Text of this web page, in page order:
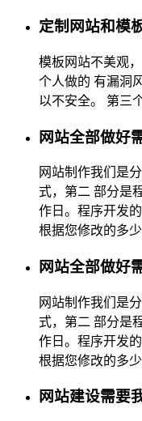
定制网站和模
模板网站不美观
个人做的 有漏洞
以不安全。 第三
网站全部做好
网站制作我们是
式，第二 部分是
作日。程序开发
根据您修改的多少
网站全部做好
网站制作我们是
式，第二 部分是
作日。程序开发
根据您修改的多少
网站建设需要